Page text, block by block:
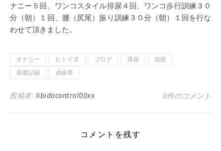
ナニー５回、ワンコスタイル排尿４回、ワンコ歩行訓練３０
分（朝）１回、腰（尻尾）振り訓練３０分（朝）１回を行な
わせて頂きました。
オナニー ヒトイヌ ブログ 排尿
自慰
装着記録
貞操帯
投稿者: libidocontrol00xx 0件のコメント
コメントを残す